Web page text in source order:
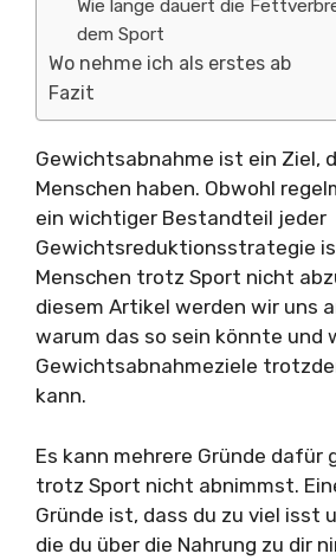
Wie lange dauert die
dem Sport
Wo nehme ich als erstes ab
Fazit
Gewichtsabnahme ist ein Ziel,
Menschen haben. Obwohl
ein wichtiger Bestandteil jeder
Gewichtsreduktionsstrategie
Menschen trotz Sport nicht
diesem Artikel werden wir uns
warum das so sein könnte und
Gewichtsabnahmeziele
kann.
Es kann mehrere Gründe dafür
trotz Sport nicht abnimmst.
Gründe ist, dass du zu viel isst
die du über die Nahrung zu dir